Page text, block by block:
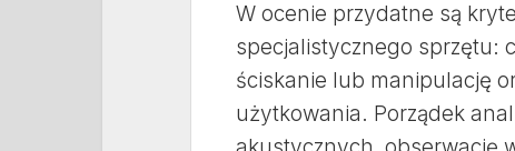
W ocenie przydatne są
specjalistycznego sprzętu:
ściskanie lub manipulację
użytkowania. Porządek